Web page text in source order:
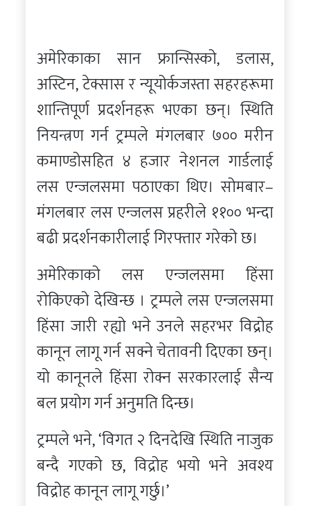
अमेरिकाका सान फ्रान्सिस्को, डलास,
अस्टिन, टेक्सास र न्यूयोर्कजस्ता सहरहरूमा
शान्तिपूर्ण प्रदर्शनहरू भएका छन्। स्थिति
नियन्त्रण गर्न ट्रम्पले मंगलबार ७०० मरीन
कमाण्डोसहित ४ हजार नेशनल गार्डलाई
लस एन्जलसमा पठाएका थिए। सोमबार–
मंगलबार लस एन्जलस प्रहरीले ११०० भन्दा
बढी प्रदर्शनकारीलाई गिरफ्तार गरेको छ।
अमेरिकाको लस एन्जलसमा हिंसा
रोकिएको देखिन्छ । ट्रम्पले लस एन्जलसमा
हिंसा जारी रह्यो भने उनले सहरभर विद्रोह
कानून लागू गर्न सक्ने चेतावनी दिएका छन्।
यो कानूनले हिंसा रोक्न सरकारलाई सैन्य
बल प्रयोग गर्न अनुमति दिन्छ।
ट्रम्पले भने, ‘विगत २ दिनदेखि स्थिति नाजुक
बन्दै गएको छ, विद्रोह भयो भने अवश्य
विद्रोह कानून लागू गर्छु।’